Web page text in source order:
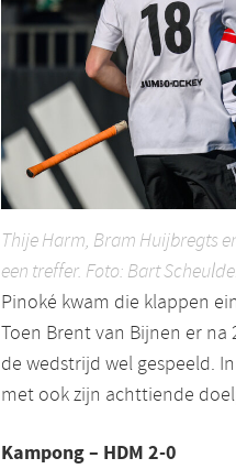
Thije Harm, Bram Huijbregts
een treffer. Foto: Bart
Pinoké kwam die klappen
Toen Brent van Bijnen er na
de wedstrijd wel gespeeld.
met ook zijn achttiende
Kampong – HDM 2-0